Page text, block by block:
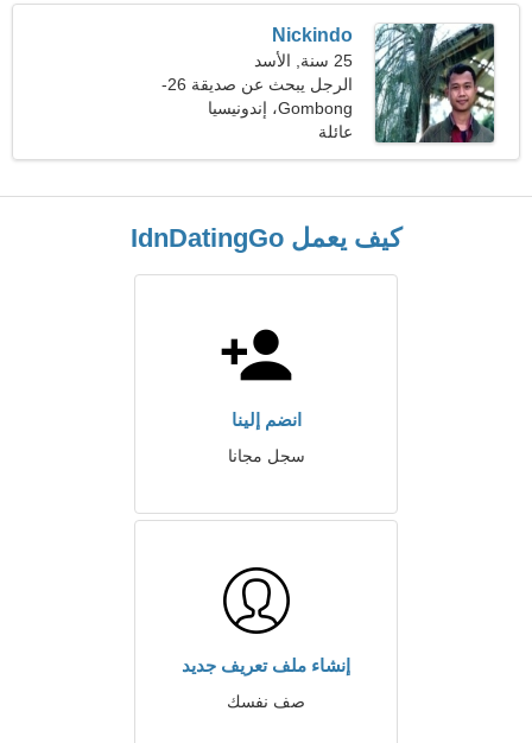
Nickindo
25 سنة, الأسد
الرجل يبحث عن صديقة 26-
31
Gombong، إندونيسيا
عائلة
كيف يعمل IdnDatingGo
انضم إلينا
سجل مجانا
إنشاء ملف تعريف جديد
صف نفسك